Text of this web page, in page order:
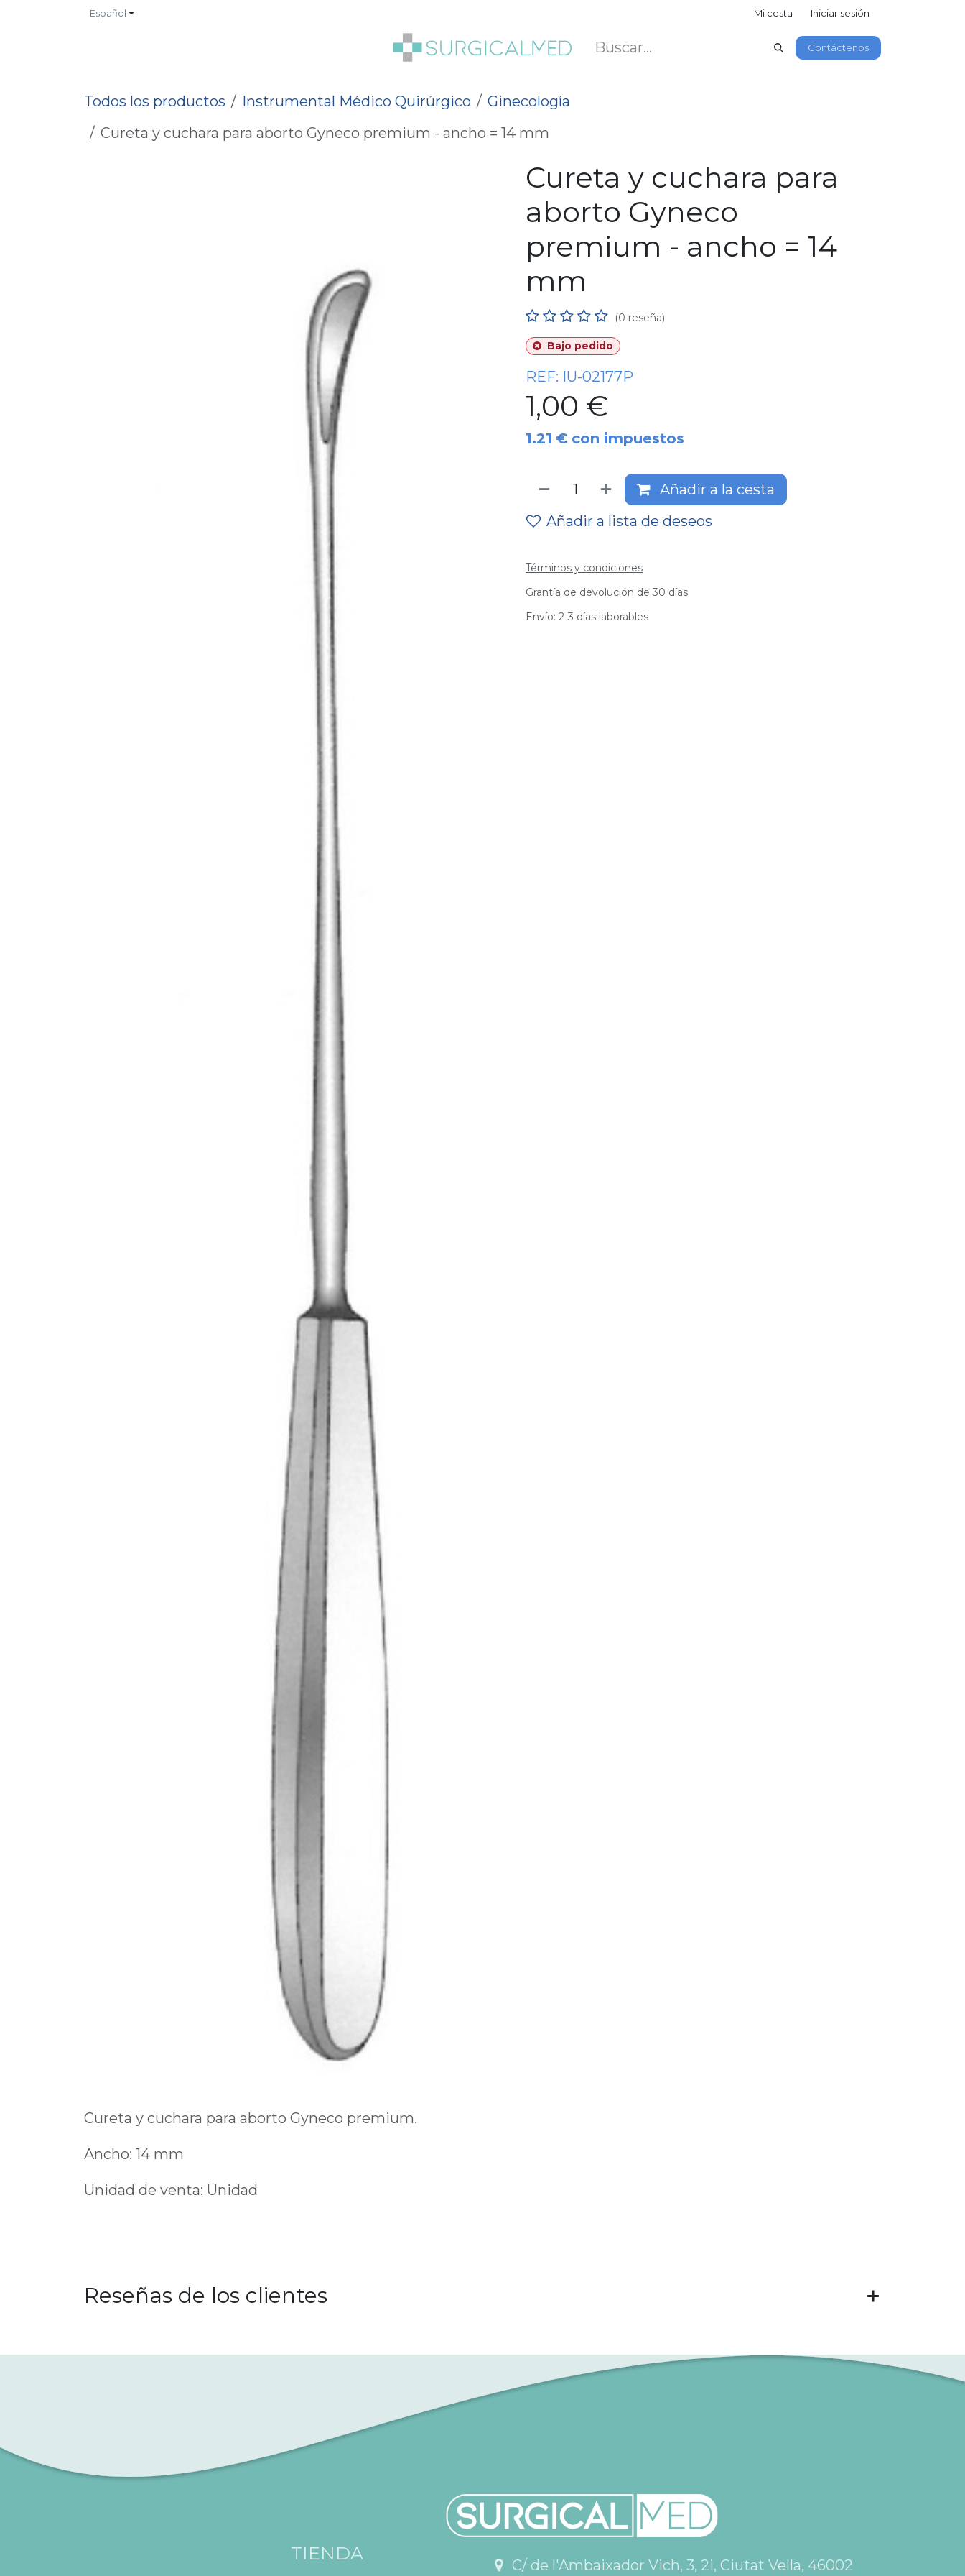
Ir al contenidoEspañol Mi cesta Iniciar sesión
Contáctenos
Todos los productos Instrumental Médico Quirúrgico
Ginecología
Cureta y cuchara para aborto Gyneco premium - ancho = 14 mm
Cureta y cuchara para aborto Gyneco premium.
Ancho: 14 mm
Unidad de venta: Unidad
Cureta y cuchara para
aborto Gyneco
premium - ancho = 14
mm
(0 reseña)
Bajo pedido
REF: IU-02177P
1,00 €
1.21 € con impuestos
Añadir a la cesta
Añadir a lista de deseos
Términos y condiciones
Grantía de devolución de 30 días
Envío: 2-3 días laborables
Reseñas de los clientes
C/ de l'Ambaixador Vich, 3, 2i, Ciutat Vella, 46002
TIENDA